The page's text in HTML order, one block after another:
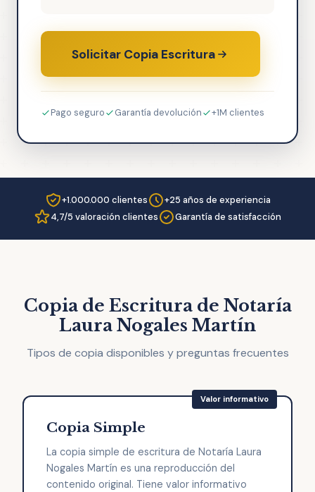
Solicitar Copia Escritura
Pago seguro Garantía devolución +1M clientes
+1.000.000 clientes
+25 años de experiencia
4,7/5 valoración clientes
Garantía de satisfacción
Copia de Escritura de Notaría
Laura Nogales Martín
Tipos de copia disponibles y preguntas frecuentes
Copia Simple
La copia simple de escritura de Notaría Laura
Nogales Martín es una reproducción del
contenido original. Tiene valor informativo